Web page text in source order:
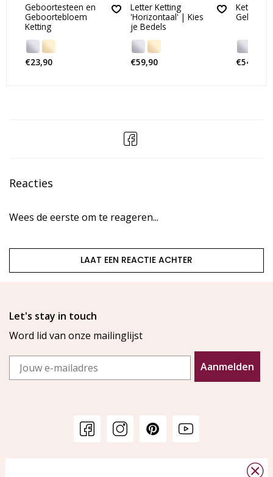
Geboortesteen en
Geboortebloem
Ketting
€23,90
Letter Ketting
'Horizontaal' | Kies
je Bedels
€59,90
Ketting
€54,90
Reacties
Wees de eerste om te reageren...
LAAT EEN REACTIE ACHTER
Let's stay in touch
Word lid van onze mailinglijst
Email
Aanmelden